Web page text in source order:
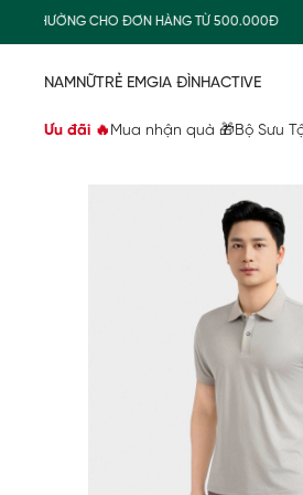
CHO ĐƠN HÀNG TỪ 500.000Đ
NAMNỮTRẺ EMGIA ĐÌNHACTIVE
Ưu đãi 🔥 Mua nhận quà 🎁Bộ Sưu